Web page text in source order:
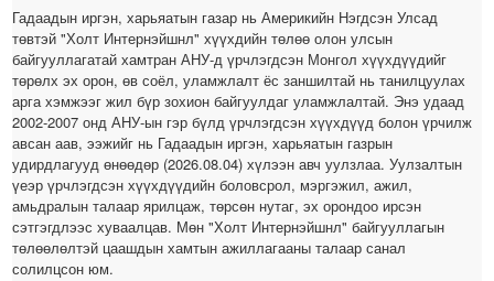
Гадаадын иргэн, харьяатын газар нь Америкийн Нэгдсэн Улсад
төвтэй "Холт Интернэйшнл" хүүхдийн төлөө олон улсын
байгууллагатай хамтран АНУ-д үрчлэгдсэн Монгол хүүхдүүдийг
төрөлх эх орон, өв соёл, уламжлалт ёс заншилтай нь танилцуулах
арга хэмжээг жил бүр зохион байгуулдаг уламжлалтай. Энэ удаад
2002-2007 онд АНУ-ын гэр бүлд үрчлэгдсэн хүүхдүүд болон үрчилж
авсан аав, ээжийг нь Гадаадын иргэн, харьяатын газрын
удирдлагууд өнөөдөр (2026.08.04) хүлээн авч уулзлаа. Уулзалтын
үеэр үрчлэгдсэн хүүхдүүдийн боловсрол, мэргэжил, ажил,
амьдралын талаар ярилцаж, төрсөн нутаг, эх орондоо ирсэн
сэтгэгдлээс хуваалцав. Мөн "Холт Интернэйшнл" байгууллагын
төлөөлөлтэй цаашдын хамтын ажиллагааны талаар санал
солилцсон юм.